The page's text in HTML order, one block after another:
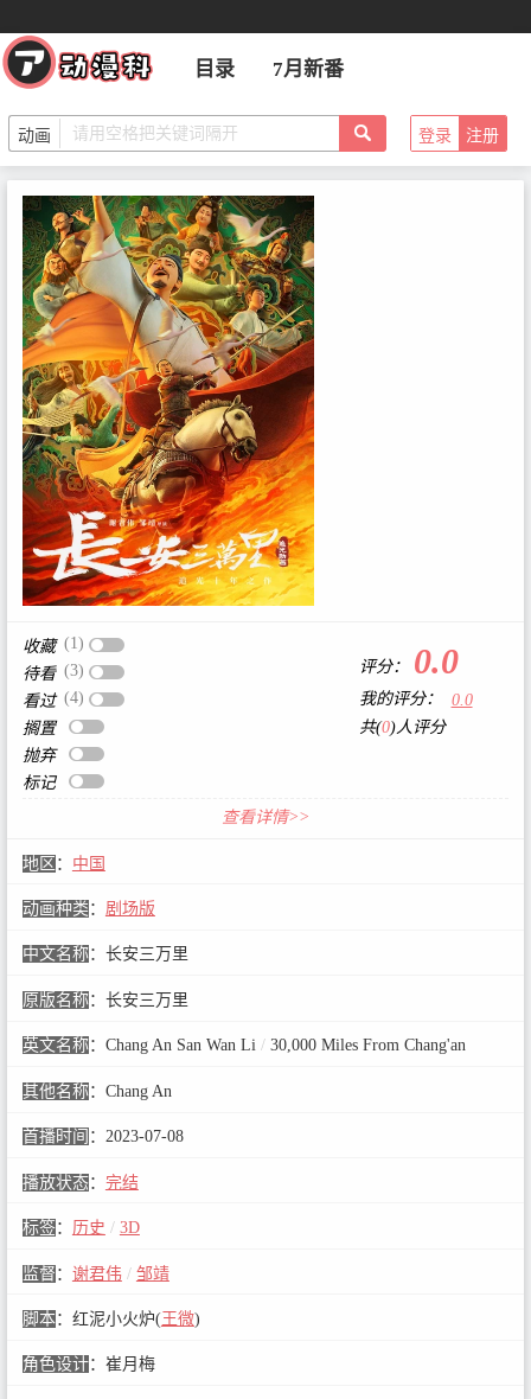
目录 7月新番
登录 注册
收藏 (1)
待看 (3)
看过 (4)
搁置
抛弃
标记
评分： 0.0
我的评分：
0.0
共(0)人评分
查看详情>>
地区 ： 中国
动画种类 ： 剧场版
中文名称： 长安三万里
原版名称： 长安三万里
英文名称： Chang An San Wan Li /30,000 Miles From Chang'an
其他名称： Chang An
首播时间 ： 2023-07-08
播放状态： 完结
标签： 历史 / 3D
监督 ： 谢君伟 / 邹靖
脚本： 红泥小火炉(王微)
角色设计： 崔月梅